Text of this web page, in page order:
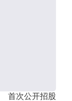
首次公开招股